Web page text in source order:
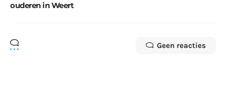
ouderen in Weert
Geen reacties